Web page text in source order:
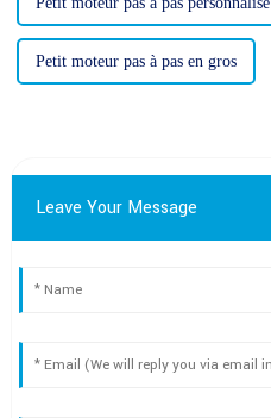
Petit moteur pas à pas en gros
Leave Your Message